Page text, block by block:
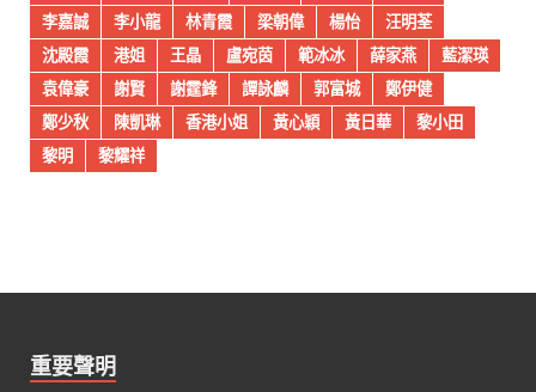
李嘉誠
李小龍 林青霞 梁朝偉 楊怡
汪明荃
沈殿霞
港姐 王晶 盧宛茵 範冰冰 薛家燕
藍潔瑛
袁偉豪
謝賢 謝霆鋒 譚詠麟 郭富城
鄭伊健
鄭少秋
陳凱琳 香港小姐 黃心穎 黃日華
黎小田
黎明
黎耀祥
重要聲明